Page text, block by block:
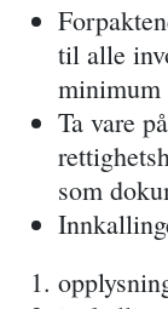
til alle
minimum
Ta vare
som